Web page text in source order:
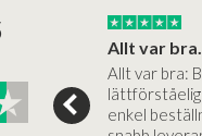
03/2025
lätt att
Ett
Allt var bra.
Allt var bra:
lättförståelig
enkel